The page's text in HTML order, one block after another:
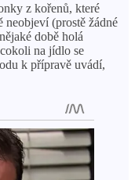
z kořenů, které
neobjeví (prostě žádné
době holá
na jídlo se
k přípravě uvádí,